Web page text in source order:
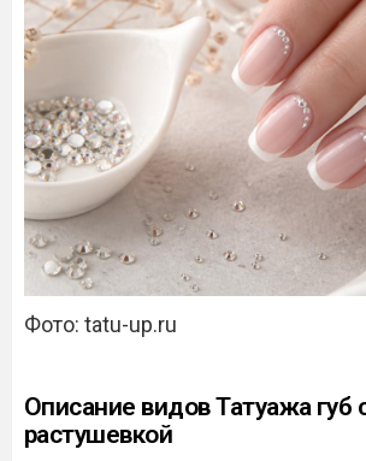
Фото: tatu-up.ru
Описание видов Татуажа губ
растушевкой